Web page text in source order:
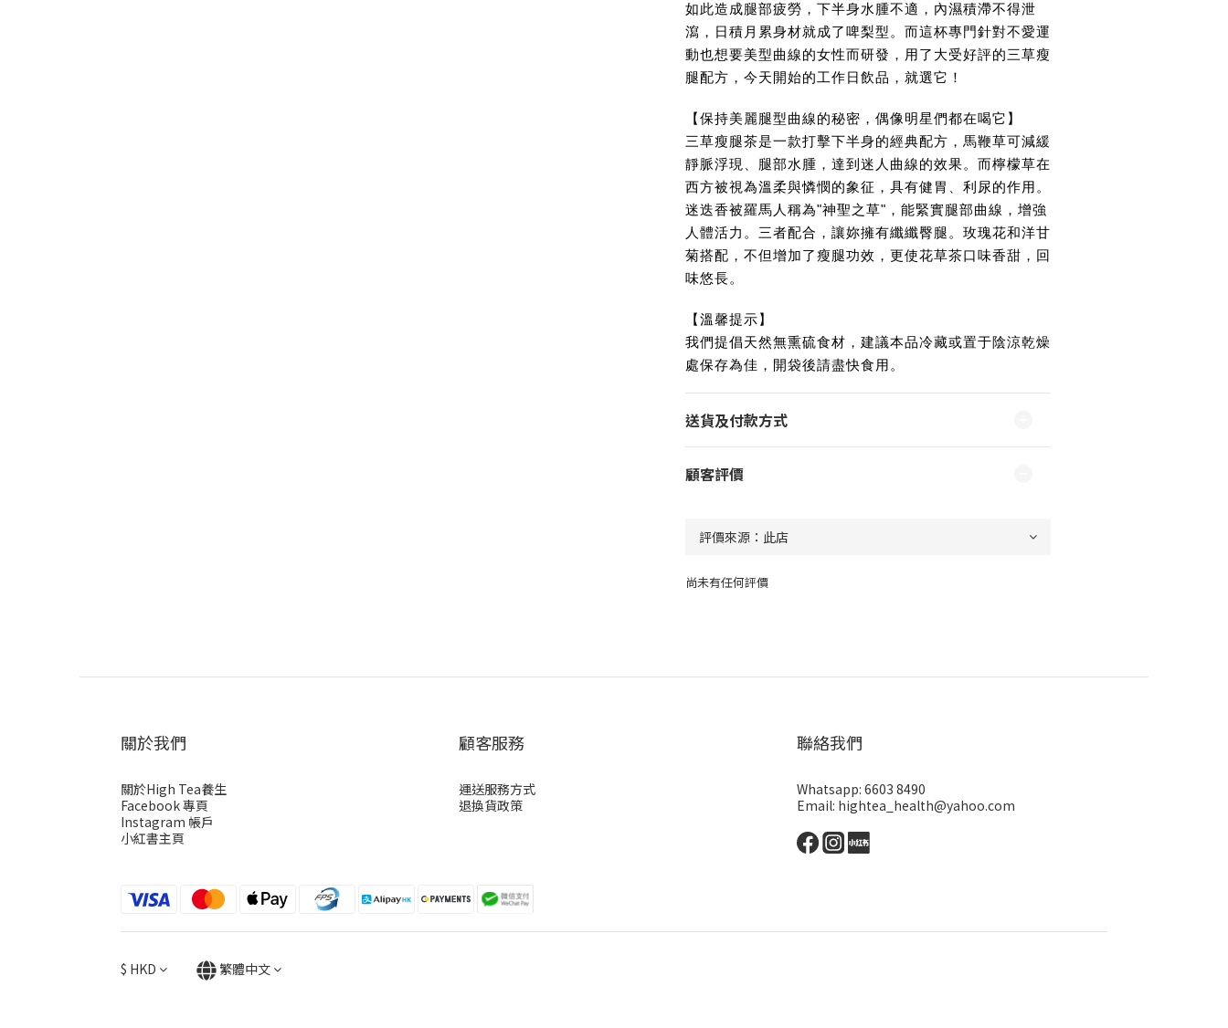
如此造成腿部疲勞，下半身水腫不適，內濕積滯不得泄
瀉，日積月累身材就成了啤梨型。而這杯專門針對不愛運
動也想要美型曲線的女性而研發，用了大受好評的三草瘦
腿配方，今天開始的工作日飲品，就選它！
【保持美麗腿型曲線的秘密，偶像明星們都在喝它】
三草瘦腿茶是一款打擊下半身的經典配方，馬鞭草可減緩
靜脈浮現、腿部水腫，達到迷人曲線的效果。而檸檬草在
西方被視為溫柔與憐憫的象征，具有健胃、利尿的作用。
迷迭香被羅馬人稱為"神聖之草"，能緊實腿部曲線，增強
人體活力。三者配合，讓妳擁有纖纖臀腿。玫瑰花和洋甘
菊搭配，不但增加了瘦腿功效，更使花草茶口味香甜，回
味悠長。
【溫馨提示】
我們提倡天然無熏硫食材，建議本品冷藏或置于陰涼乾燥
處保存為佳，開袋後請盡快食用。
送貨及付款方式
顧客評價
尚未有任何評價
關於我們
關於High Tea養生
Facebook 專頁
Instagram 帳戶
小紅書主頁
顧客服務
運送服務方式
退換貨政策
聯絡我們
Whatsapp: 6603 8490
Email: hightea_health@yahoo.com
$ HKD 繁體中文